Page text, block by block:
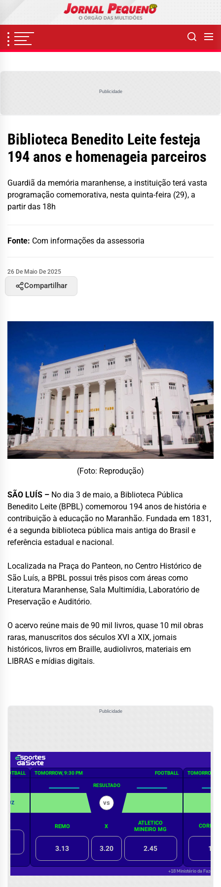
content
Publicidade
Biblioteca Benedito Leite festeja
194 anos e homenageia parceiros
Guardiã da memória maranhense, a instituição terá vasta
programação comemorativa, nesta quinta-feira (29), a
partir das 18h
Fonte: Com informações da assessoria
26 De Maio De 2025
Compartilhar
(Foto: Reprodução)
SÃO LUÍS – No dia 3 de maio, a Biblioteca Pública
Benedito Leite (BPBL) comemorou 194 anos de história e
contribuição à educação no Maranhão. Fundada em 1831,
é a segunda biblioteca pública mais antiga do Brasil e
referência estadual e nacional.
Localizada na Praça do Panteon, no Centro Histórico de
São Luís, a BPBL possui três pisos com áreas como
Literatura Maranhense, Sala Multimídia, Laboratório de
Preservação e Auditório.
O acervo reúne mais de 90 mil livros, quase 10 mil obras
raras, manuscritos dos séculos XVI a XIX, jornais
históricos, livros em Braille, audiolivros, materiais em
LIBRAS e mídias digitais.
Publicidade